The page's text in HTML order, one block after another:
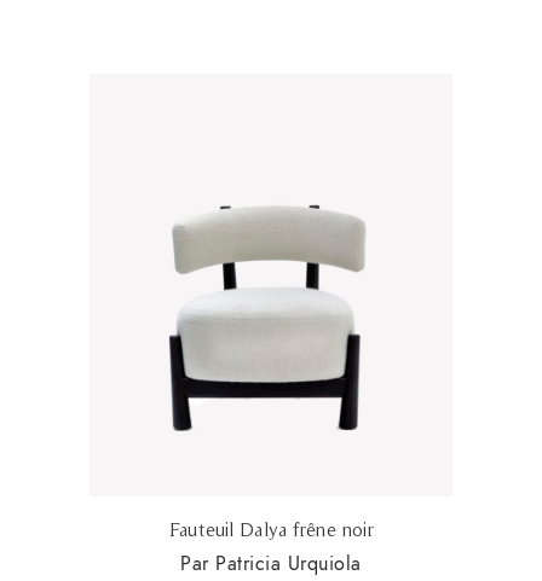
Fauteuil Dalya frêne noir
Par Patricia Urquiola